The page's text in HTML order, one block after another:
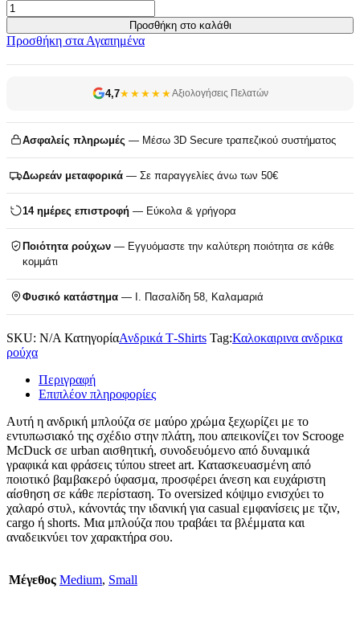
Προσθήκη στο καλάθι
Προσθήκη στα Αγαπημένα
4,7★★★★★Αξιολογήσεις Πελατών
Ασφαλείς πληρωμές — Μέσω 3D Secure τραπεζικού συστήματος
Δωρεάν μεταφορικά — Σε παραγγελίες άνω των 50€
14 ημέρες επιστροφή — Εύκολα & γρήγορα
Ποιότητα ρούχων — Εγγυόμαστε την καλύτερη ποιότητα σε κάθε
κομμάτι
Φυσικό κατάστημα — Ι. Πασαλίδη 58, Καλαμαριά
SKU: N/A ΚατηγορίαΑνδρικά T‑Shirts Tag:Καλοκαιρινα ανδρικα
ρούχα
Περιγραφή
Επιπλέον πληροφορίες
Αυτή η ανδρική μπλούζα σε μαύρο χρώμα ξεχωρίζει με το
εντυπωσιακό της σχέδιο στην πλάτη, που απεικονίζει τον Scrooge
McDuck σε urban αισθητική, συνοδευόμενο από δυναμικά
γραφικά και φράσεις τύπου street art. Κατασκευασμένη από
ποιοτικό βαμβακερό ύφασμα, προσφέρει άνεση και ευχάριστη
αίσθηση σε κάθε περίσταση. Το oversized κόψιμο ενισχύει το
χαλαρό στυλ, κάνοντάς την ιδανική για casual εμφανίσεις με τζιν,
cargo ή shorts. Μια μπλούζα που τραβάει τα βλέμματα και
αναδεικνύει τον χαρακτήρα σου.
Μέγεθος Medium, Small